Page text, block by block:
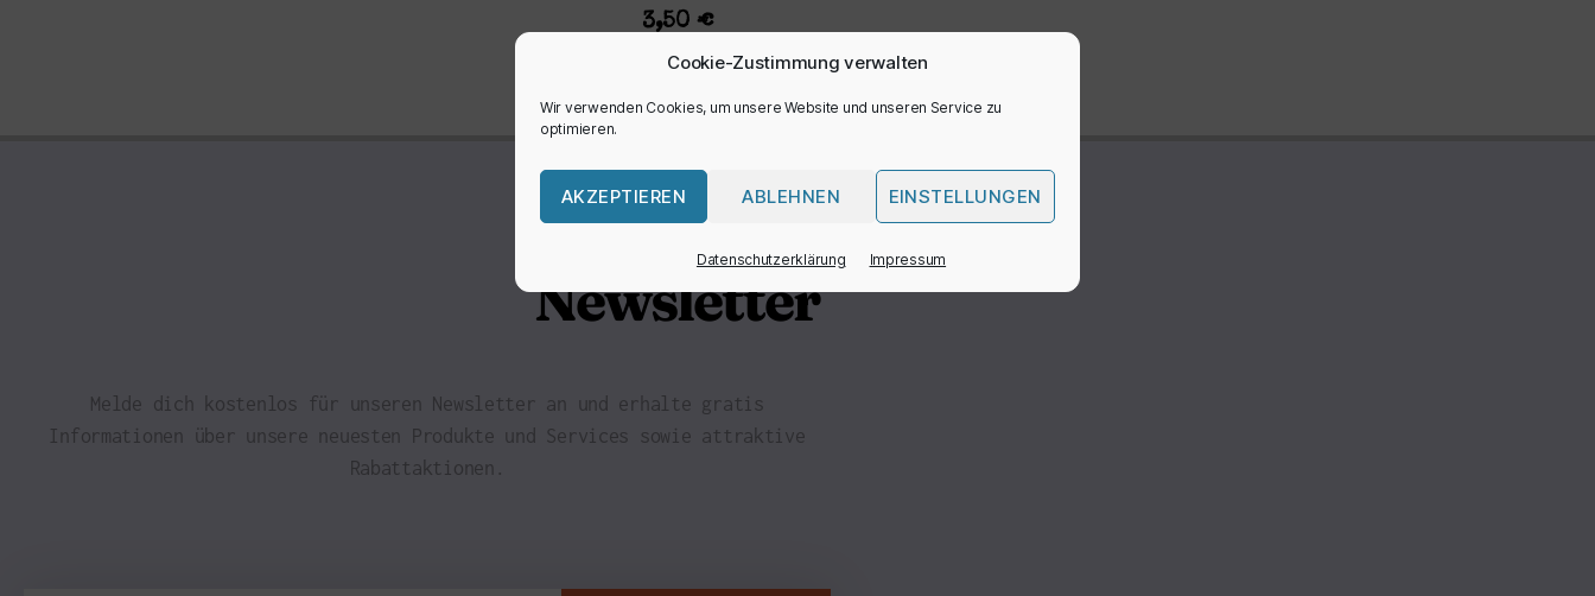
Cookie-Zustimmung verwalten
Wir verwenden Cookies, um unsere Website und unseren Service zu
optimieren.
AKZEPTIEREN ABLEHNEN EINSTELLUNGEN
Datenschutzerklärung Impressum
3,50 €
Newsletter
Melde dich kostenlos für unseren Newsletter an und erhalte gratis
Informationen über unsere neuesten Produkte und Services sowie attraktive
Rabattaktionen.